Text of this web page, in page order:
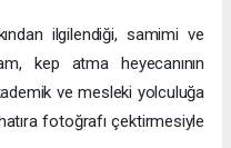
ilgilendiği, samimi ve
kep atma heyecanının
ve mesleki yolculuğa
fotoğrafı çektirmesiyle